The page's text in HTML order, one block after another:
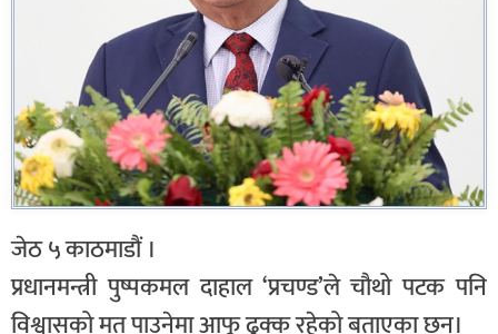
जेठ ५ काठमाडौं ।
प्रधानमन्त्री पुष्पकमल दाहाल ‘प्रचण्ड’ले चौथो पटक पनि
विश्वासको मत पाउनेमा आफू ढुक्क रहेको बताएका छन्।